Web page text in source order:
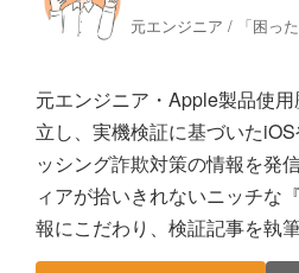
元エンジニア / 「困っ
元エンジニア・Apple製品使
立し、実機検証に基づいた
ッシング詐欺対策の情報を発
ィアが拾いきれないニッチな
報にこだわり、検証記事を執